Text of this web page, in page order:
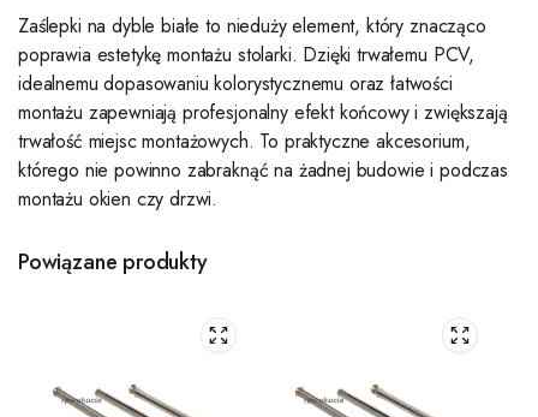
Zaślepki na dyble białe to nieduży element, który znacząco
poprawia estetykę montażu stolarki. Dzięki trwałemu PCV,
idealnemu dopasowaniu kolorystycznemu oraz łatwości
montażu zapewniają profesjonalny efekt końcowy i zwiększają
trwałość miejsc montażowych. To praktyczne akcesorium,
którego nie powinno zabraknąć na żadnej budowie i podczas
montażu okien czy drzwi.
Powiązane produkty